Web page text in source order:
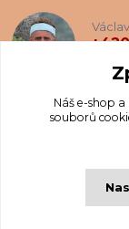
Náš e-shop
souborů